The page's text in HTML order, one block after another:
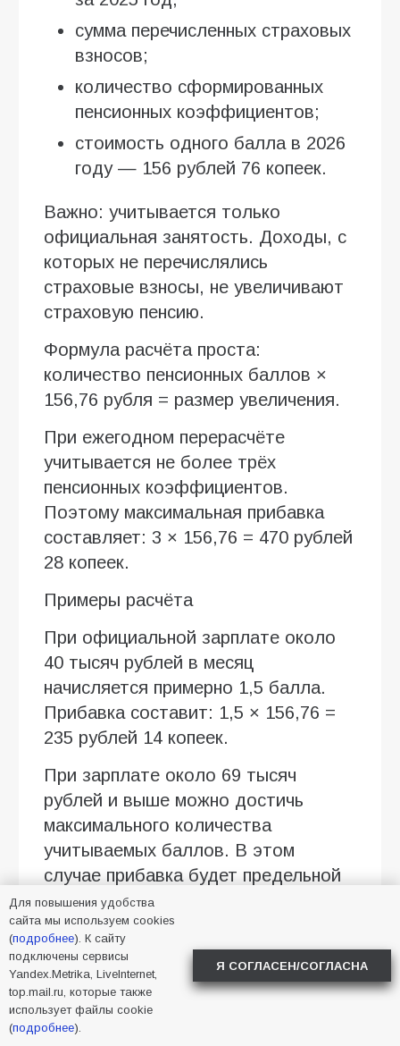
сумма перечисленных страховых
взносов;
количество сформированных
пенсионных коэффициентов;
стоимость одного балла в 2026
году — 156 рублей 76 копеек.
Важно: учитывается только
официальная занятость. Доходы, с
которых не перечислялись
страховые взносы, не увеличивают
страховую пенсию.
Формула расчёта проста:
количество пенсионных баллов ×
156,76 рубля = размер увеличения.
При ежегодном перерасчёте
учитывается не более трёх
пенсионных коэффициентов.
Поэтому максимальная прибавка
составляет: 3 × 156,76 = 470 рублей
28 копеек.
Примеры расчёта
При официальной зарплате около
40 тысяч рублей в месяц
начисляется примерно 1,5 балла.
Прибавка составит: 1,5 × 156,76 =
235 рублей 14 копеек.
При зарплате около 69 тысяч
рублей и выше можно достичь
максимального количества
учитываемых баллов. В этом
случае прибавка будет предельной
— 470 рублей 28 копеек.
Именно поэтому два пенсионера с
одинаковым возрастом и похожим
стажем могут получить разную
прибавку.
Для повышения удобства
сайта мы используем cookies
(подробнее). К сайту
подключены сервисы
Yandex.Metrika, LiveInternet,
top.mail.ru, которые также
использует файлы cookie
(подробнее).
Я СОГЛАСЕН/СОГЛАСНА